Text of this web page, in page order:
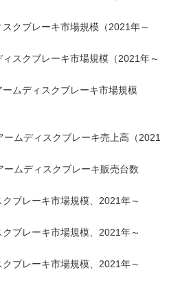
クブレーキ市場規模（2021年～
スクブレーキ市場規模（2021年～
ムディスクブレーキ市場規模
ムディスクブレーキ売上高（2021
ムディスクブレーキ販売台数
ブレーキ市場規模、2021年～
ブレーキ市場規模、2021年～
ブレーキ市場規模、2021年～